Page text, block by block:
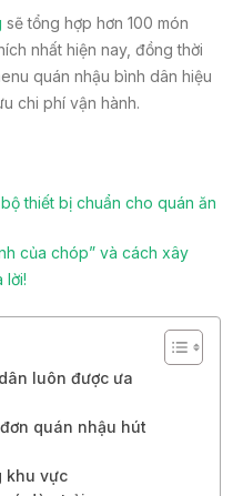
sẽ tổng hợp hơn 100 món
nhất hiện nay, đồng thời
quán nhậu bình dân hiệu
chi phí vận hành.
thiết bị chuẩn cho quán ăn
của chóp” và cách xây
lời!
luôn được ưa
quán nhậu hút
khu vực